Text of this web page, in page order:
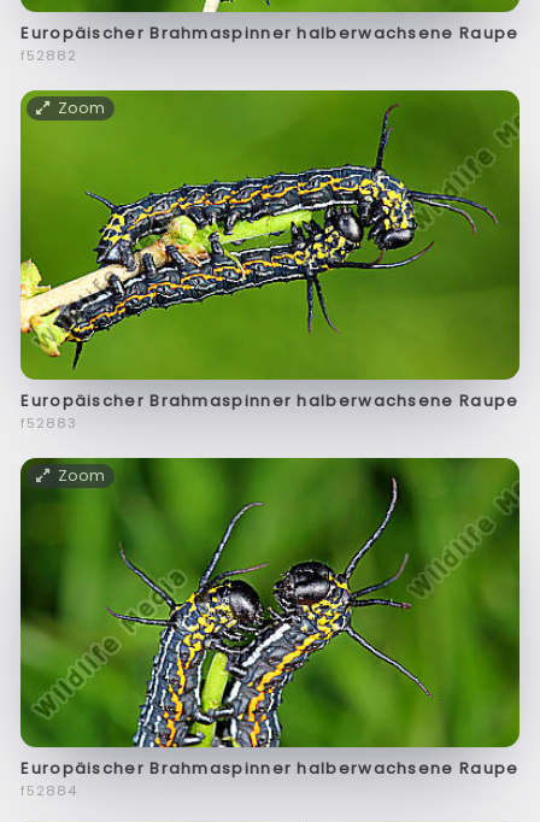
Europäischer Brahmaspinner halberwachsene Raupe
f52882
Zoom
Europäischer Brahmaspinner halberwachsene Raupe
f52883
Zoom
Europäischer Brahmaspinner halberwachsene Raupe
f52884